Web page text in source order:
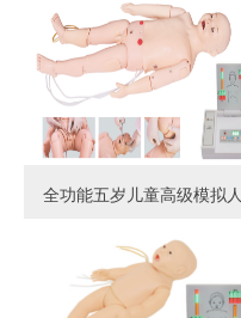
全功能五岁儿童高级模拟人